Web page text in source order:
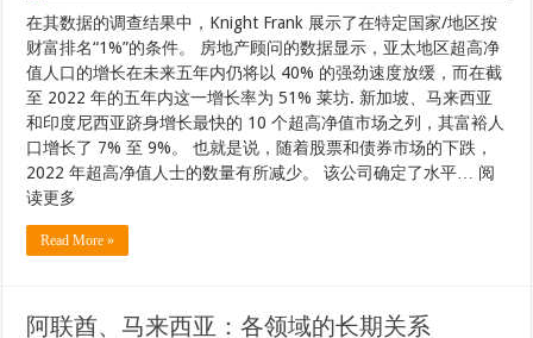
Read More »
阿联酋、马来西亚：各领域的长期关系
21 5 月, 2023 马来西亚新闻 0
沙迦 24 – WAM：阿布扎比王储谢赫哈立德本穆罕默德本扎耶德
阿勒纳哈扬殿下对马来西亚的正式访问构成了这两个友好国家之
一个理想的机会。 这是在两国高级官员相互和持续的正式访问和